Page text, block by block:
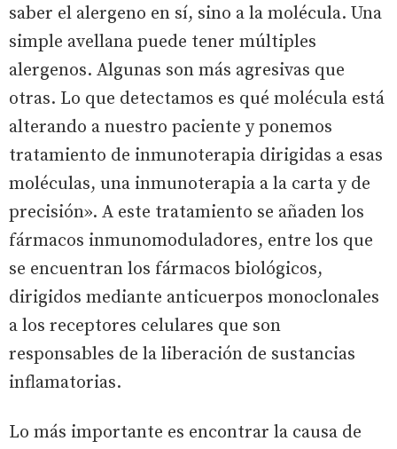
saber el alergeno en sí, sino a la molécula. Una
simple avellana puede tener múltiples
alergenos. Algunas son más agresivas que
otras. Lo que detectamos es qué molécula está
alterando a nuestro paciente y ponemos
tratamiento de inmunoterapia dirigidas a esas
moléculas, una inmunoterapia a la carta y de
precisión». A este tratamiento se añaden los
fármacos inmunomoduladores, entre los que
se encuentran los fármacos biológicos,
dirigidos mediante anticuerpos monoclonales
a los receptores celulares que son
responsables de la liberación de sustancias
inflamatorias.
Lo más importante es encontrar la causa de